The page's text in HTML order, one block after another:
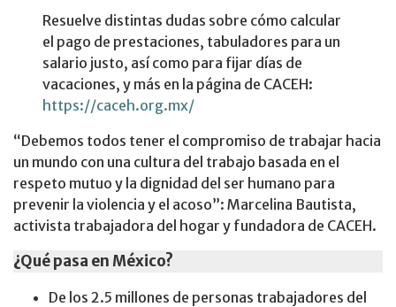
Resuelve distintas dudas sobre cómo calcular
el pago de prestaciones, tabuladores para un
salario justo, así como para fijar días de
vacaciones, y más en la página de CACEH:
https://caceh.org.mx/
“Debemos todos tener el compromiso de trabajar hacia
un mundo con una cultura del trabajo basada en el
respeto mutuo y la dignidad del ser humano para
prevenir la violencia y el acoso”: Marcelina Bautista,
activista trabajadora del hogar y fundadora de CACEH.
¿Qué pasa en México?
De los 2.5 millones de personas trabajadores del